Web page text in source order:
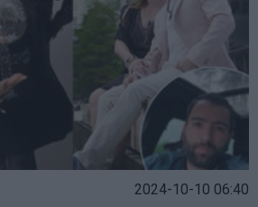
2024-10-10 06:40